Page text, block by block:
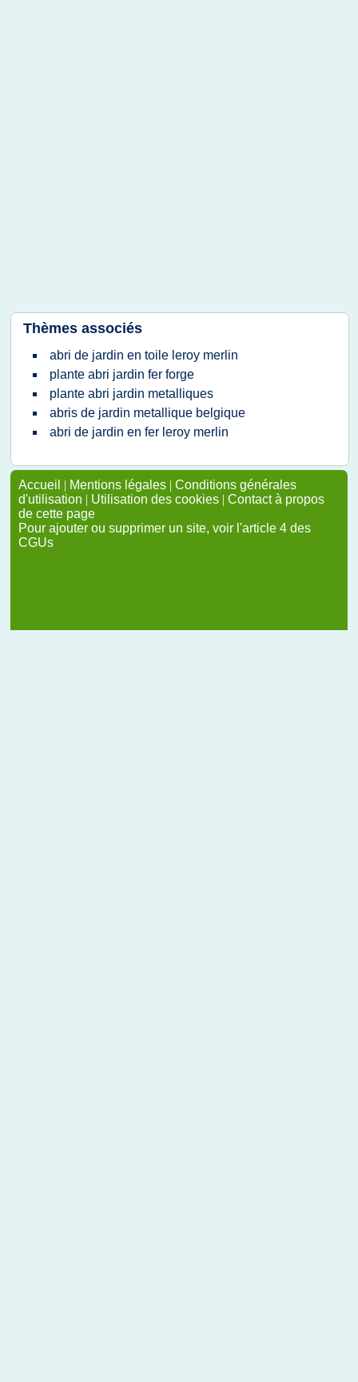
Thèmes associés
abri de jardin en toile leroy merlin
plante abri jardin fer forge
plante abri jardin metalliques
abris de jardin metallique belgique
abri de jardin en fer leroy merlin
Accueil | Mentions légales | Conditions générales
d'utilisation | Utilisation des cookies | Contact à propos
de cette page
Pour ajouter ou supprimer un site, voir l'article 4 des
CGUs